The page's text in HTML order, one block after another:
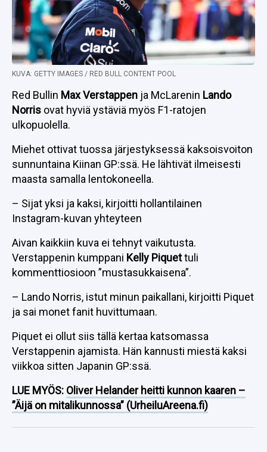
KUVA: GETTY IMAGES / RED BULL CONTENT POOL
Red Bullin Max Verstappen ja McLarenin Lando
Norris ovat hyviä ystäviä myös F1-ratojen
ulkopuolella.
Miehet ottivat tuossa järjestyksessä kaksoisvoiton
sunnuntaina Kiinan GP:ssä. He lähtivät ilmeisesti
maasta samalla lentokoneella.
– Sijat yksi ja kaksi, kirjoitti hollantilainen
Instagram-kuvan yhteyteen
Aivan kaikkiin kuva ei tehnyt vaikutusta.
Verstappenin kumppani Kelly Piquettuli
kommenttiosioon ”mustasukkaisena”.
– Lando Norris, istut minun paikallani, kirjoitti Piquet
ja sai monet fanit huvittumaan.
Piquet ei ollut siis tällä kertaa katsomassa
Verstappenin ajamista. Hän kannusti miestä kaksi
viikkoa sitten Japanin GP:ssä.
LUE MYÖS: Oliver Helander heitti kunnon kaaren –
”Äijä on mitalikunnossa” (UrheiluAreena.fi)